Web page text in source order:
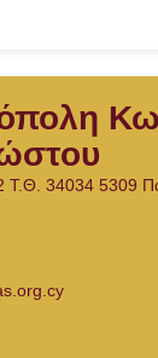
Τ.Θ. 34034 5309